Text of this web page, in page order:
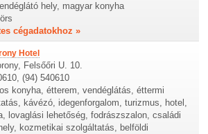
hely, magyar konyha
cégadatokhoz »
Hotel
Felsőőri U. 10.
(94) 540610
konyha, étterem, vendéglátás, éttermi
kávézó, idegenforgalom, turizmus, hotel,
lovaglási lehetőség, fodrászszalon, családi
kozmetikai szolgáltatás, belföldi